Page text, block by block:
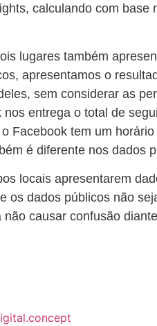
calculando com base
lugares também
apresentamos o
sem considerar as
entrega o total de
Facebook tem um
é diferente nos dados
locais apresentarem
os dados públicos não
causar confusão